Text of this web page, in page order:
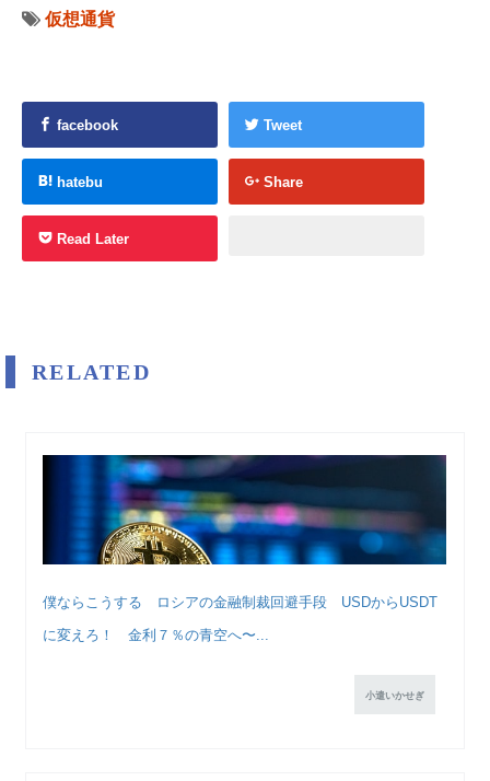
仮想通貨
facebook Tweet
hatebu Share
Read Later
RELATED
僕ならこうする ロシアの金融制裁回避手段 USDからUSDT
に変えろ！ 金利７％の青空へ〜...
小遣いかせぎ